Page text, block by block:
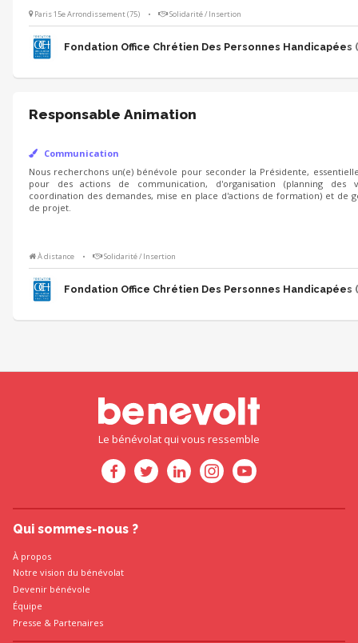
Paris 15e Arrondissement (75) • Solidarité / Insertion
Fondation Office Chrétien Des Personnes Handicapées
Responsable Animation
Communication
Nous recherchons un(e) bénévole pour seconder la Présidente,
pour des actions de communication, d'organisation (planning des
coordination des demandes, mise en place d'actions de formation) et de
de projet.
À distance • Solidarité / Insertion
Fondation Office Chrétien Des Personnes Handicapées
Le bénévolat qui vous ressemble
Qui sommes-nous ?
À propos
Notre vision du bénévolat
Devenir bénévole
Équipe
Presse & Partenaires